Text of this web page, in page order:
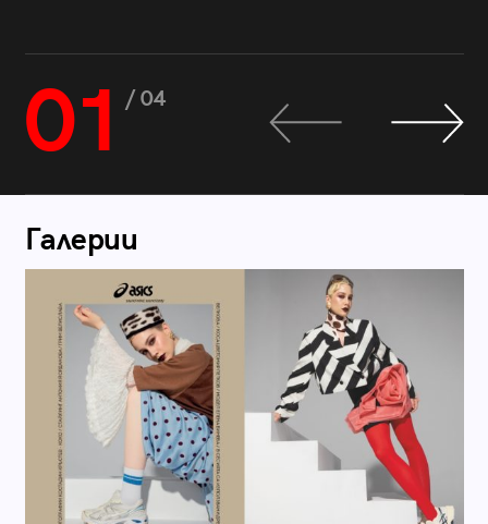
01 / 04
Галерии